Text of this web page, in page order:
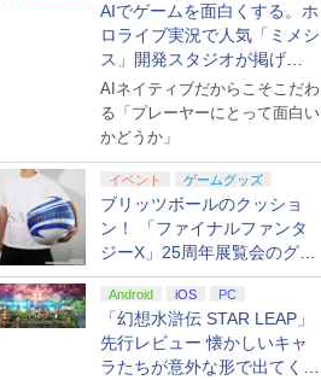
AIでゲームを面白くする。ホ
ロライブ実況で人気「ミメシ
ス」開発スタジオが掲げ
る“AI活用の信念”とは？【講
演レポート】
AIネイティブだからこそこだわ
る「プレーヤーにとって面白い
かどうか」
イベント ゲームグッズ
ブリッツボールのクッショ
ン！ 「ファイナルファンタ
ジーX」25周年展覧会のグッ
ズ情報が公開
Android iOS PC
「幻想水滸伝 STAR LEAP」
先行レビュー 懐かしいキャ
ラたちが意外な形で出てくる